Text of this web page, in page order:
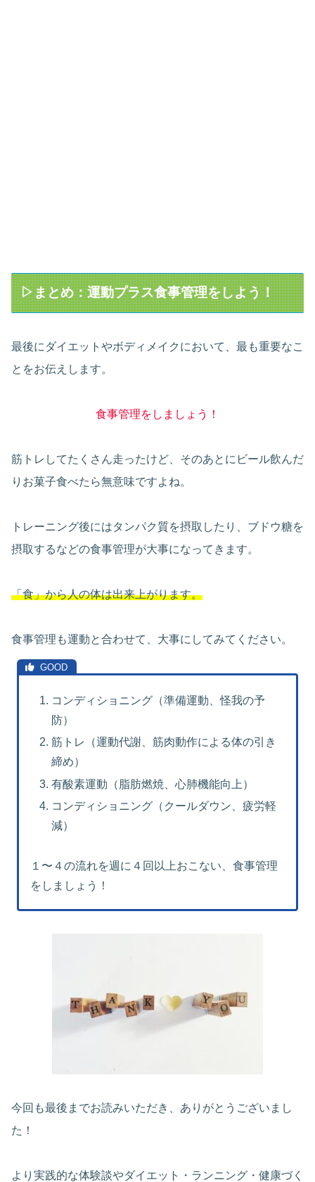
▷まとめ：運動プラス食事管理をしよう！
最後にダイエットやボディメイクにおいて、最も重要なこ
とをお伝えします。
食事管理をしましょう！
筋トレしてたくさん走ったけど、そのあとにビール飲んだ
りお菓子食べたら無意味ですよね。
トレーニング後にはタンパク質を摂取したり、ブドウ糖を
摂取するなどの食事管理が大事になってきます。
「食」から人の体は出来上がります。
食事管理も運動と合わせて、大事にしてみてください。
コンディショニング（準備運動、怪我の予
防）
筋トレ（運動代謝、筋肉動作による体の引き
締め）
有酸素運動（脂肪燃焼、心肺機能向上）
コンディショニング（クールダウン、疲労軽
減）
１〜４の流れを週に４回以上おこない、食事管理
をしましょう！
今回も最後までお読みいただき、ありがとうございまし
た！
より実践的な体験談やダイエット・ランニング・健康づく